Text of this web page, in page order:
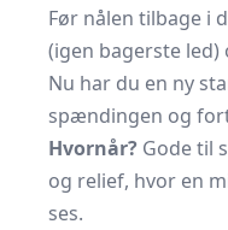
Før nålen tilbage i
(igen bagerste
Nu har du en ny
spændingen og
Hvornår? Gode til
og relief, hvor en
ses.